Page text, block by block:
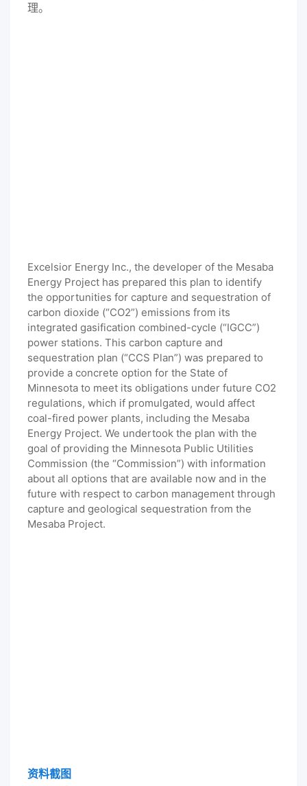
理。
Excelsior Energy Inc., the developer of the Mesaba
Energy Project has prepared this plan to identify
the opportunities for capture and sequestration of
carbon dioxide (“CO2”) emissions from its
integrated gasification combined-cycle (“IGCC”)
power stations. This carbon capture and
sequestration plan (“CCS Plan”) was prepared to
provide a concrete option for the State of
Minnesota to meet its obligations under future CO2
regulations, which if promulgated, would affect
coal-fired power plants, including the Mesaba
Energy Project. We undertook the plan with the
goal of providing the Minnesota Public Utilities
Commission (the “Commission”) with information
about all options that are available now and in the
future with respect to carbon management through
capture and geological sequestration from the
Mesaba Project.
资料截图